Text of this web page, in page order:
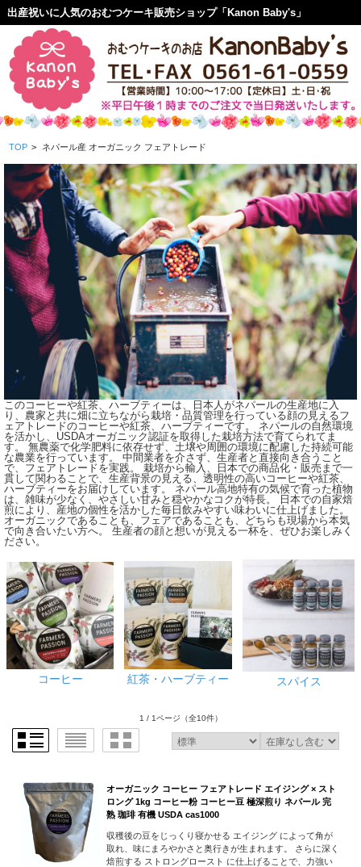
出産祝いに人気のおむつケーキ販売ショップ「Kanon Baby's」
TOP > ネパール産 オーガニック フェアトレード
このコーヒーや紅茶、ハーブティーは、日本人がネパールの生産地に入
り、農家と共に畑に立ちながら栽培・品質管理を行っている顔の見えるフ
ェアトレードのコーヒーや紅茶、ハーブティーです。 ネパールの自然環境
を活かし、USDAオーガニック認証を取得した栽培方法で育てられてま
す。 無農薬で化学肥料に依存せず、土壌や周囲の環境に配慮した持続可能
な農業を行っています。 中間業者を介さず、生産者と直接向き合うこと
で、フェアトレードを実践。 栽培から輸入、日本での商品化・販売まで一
貫して関わることで、生産背景の見える、透明性の高いコーヒーや紅茶、
ハーブティーをお届けしています。 ネパール高地特有の気候で育った植物
は、雑味が少なく、やさしい甘みと穏やかなコクが特長。 日本での自家焙
煎により、産地の個性を活かした毎日飲みやすい味わいに仕上げました。
オーガニックであることも、フェアであることも、どちらも現場から本気
で向き合いたい方へ。 生産者の顔と想いが見える一杯を、ぜひお楽しみく
ださい。
コーヒー 紅茶・ハーブティー スパイス
1 / 1ページ （全10件）
オーガニック コーヒー フェアトレード エイジング × スト
ロング 1kg コーヒー粉 コーヒー豆 極深煎り ネパール 完
熟 珈琲 有機 USDA cas1000
収穫後の豆をじっくり寝かせる エイジング によって角が
取れ、味にまろやかさと奥行きが生まれます。 さらに深く
焙煎する ストロングロースト に仕上げることで、力強い